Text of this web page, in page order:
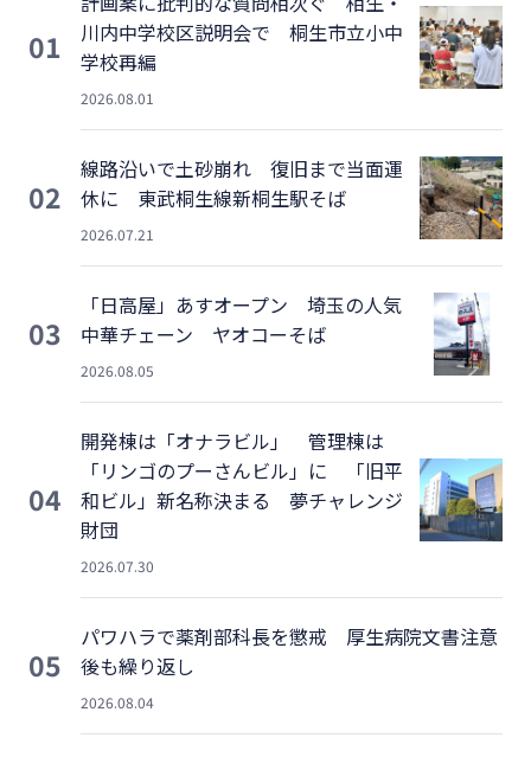
01
川内中学校区説明会で 桐生市立小中
学校再編
2026.08.01
02
線路沿いで土砂崩れ 復旧まで当面運
休に 東武桐生線新桐生駅そば
2026.07.21
03
「日高屋」あすオープン 埼玉の人気
中華チェーン ヤオコーそば
2026.08.05
04
開発棟は「オナラビル」 管理棟は
「リンゴのプーさんビル」に 「旧平
和ビル」新名称決まる 夢チャレンジ
財団
2026.07.30
05
パワハラで薬剤部科長を懲戒 厚生病院文書注意
後も繰り返し
2026.08.04